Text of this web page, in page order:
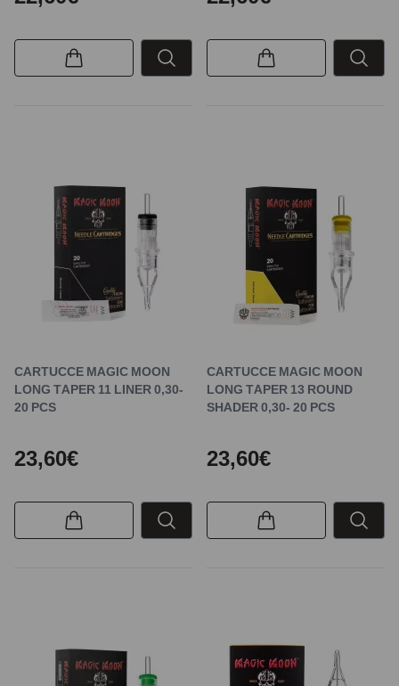
CARTUCCE MAGIC MOON
LONG TAPER 11 LINER 0,30-
20 PCS
23,60€
CARTUCCE MAGIC MOON
LONG TAPER 13 ROUND
SHADER 0,30- 20 PCS
23,60€